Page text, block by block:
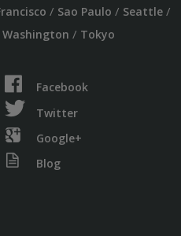
/ Sao Paulo / Seattle/
Washington / Tokyo
Facebook
Twitter
Google+
Blog